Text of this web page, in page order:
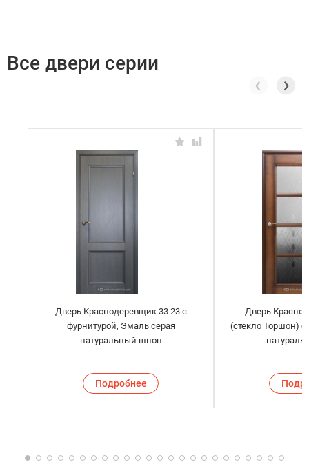
Все двери серии
Дверь Краснодеревщик 33 23 с
фурнитурой, Эмаль серая
натуральный шпон
Подробнее
Дверь
(стекло Торшон)